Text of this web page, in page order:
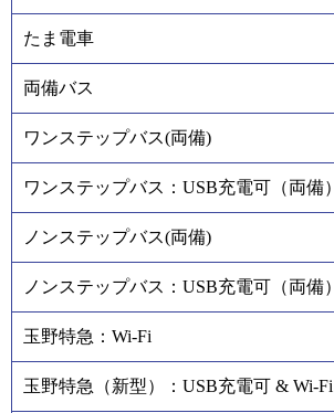
たま電車
両備バス
ワンステップバス(両備)
ワンステップバス：USB充電可（両備）
ノンステップバス(両備)
ノンステップバス：USB充電可（両備）
玉野特急：Wi-Fi
玉野特急（新型）：USB充電可 & Wi-Fi